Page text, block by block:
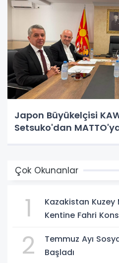
Japon Büyükelçisi
Setsuko'dan
Çok Okunanlar
1
Kazakistan Kuzey
Kentine Fahri
2
Temmuz Ayı
Başladı